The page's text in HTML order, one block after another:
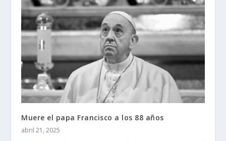
Muere el papa Francisco a los 88 años
abril 21, 2025